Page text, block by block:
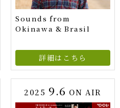
Sounds from
Okinawa & Brasil
詳細はこちら
2025 9.6 ON AIR